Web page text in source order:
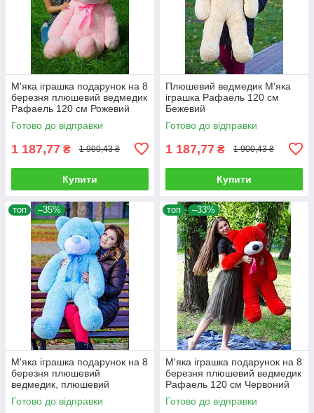
М'яка іграшка подарунок на 8
березня плюшевий ведмедик
Рафаель 120 см Рожевий
Готово до відправки
1 187,77 ₴ 1 900,43 ₴
Купити
Плюшевий ведмедик М'яка
іграшка Рафаель 120 см
Бежевий
Готово до відправки
1 187,77 ₴ 1 900,43 ₴
Купити
топ –35%
М'яка іграшка подарунок на 8
березня плюшевий
ведмедик, плюшевий
ведмедик Рафаель 120 см
Блакитний
Готово до відправки
топ –33%
М'яка іграшка подарунок на 8
березня плюшевий ведмедик
Рафаель 120 см Червоний
Готово до відправки